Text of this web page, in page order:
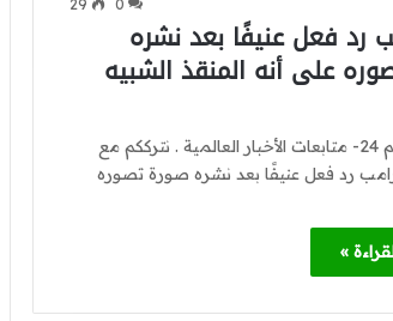
0
29
رد فعل عنيفًا بعد نشره
على أنه المنقذ الشبيه
اشراق العالم 24- متابعات الأخبار العالمية . نترككم مع
رد فعل عنيفًا بعد نشره صورة تصوره
»